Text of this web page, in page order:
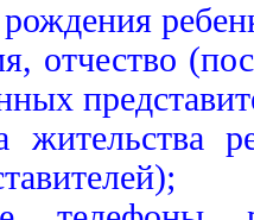
отчество
жительства